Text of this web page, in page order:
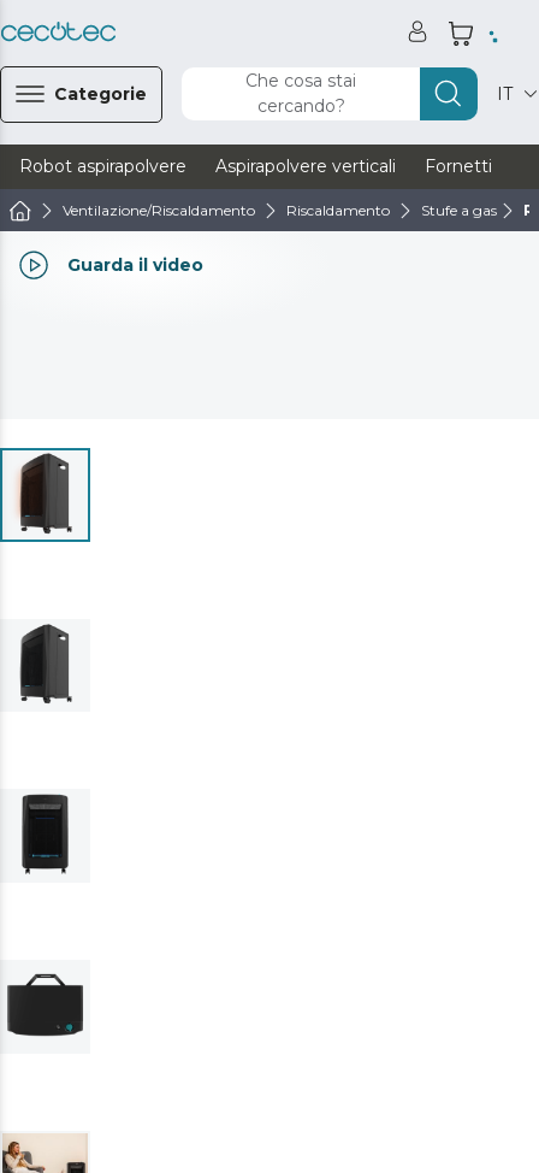
Categorie
Che cosa stai
cercando?
IT
Robot aspirapolvere Aspirapolvere verticali Fornetti
Ventilazione/Riscaldamento Riscaldamento Stufe a gas
Guarda il video